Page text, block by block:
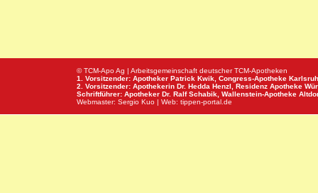
© TCM-Apo Ag | Arbeitsgemeinschaft deutscher TCM-Apotheken
1. Vorsitzender: Apotheker Patrick Kwik, Congress-Apotheke
2. Vorsitzender: Apothekerin Dr. Hedda Henzl, Residenz Apotheke
Schriftführer: Apotheker Dr. Ralf Schabik, Wallenstein-Apotheke
Webmaster: Sergio Kuo | Web: tippen-portal.de